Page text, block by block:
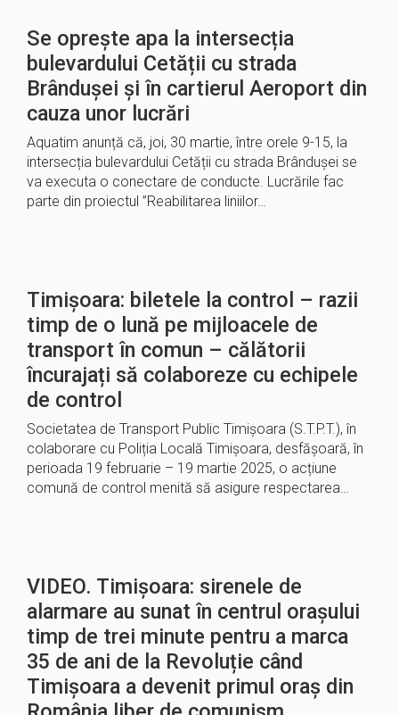
Se oprește apa la intersecția
bulevardului Cetății cu strada
Brândușei și în cartierul Aeroport din
cauza unor lucrări
Aquatim anunță că, joi, 30 martie, între orele 9-15, la
intersecția bulevardului Cetății cu strada Brândușei se
va executa o conectare de conducte. Lucrările fac
parte din proiectul ”Reabilitarea liniilor…
Timișoara: biletele la control – razii
timp de o lună pe mijloacele de
transport în comun – călătorii
încurajați să colaboreze cu echipele
de control
Societatea de Transport Public Timișoara (S.T.P.T.), în
colaborare cu Poliția Locală Timișoara, desfășoară, în
perioada 19 februarie – 19 martie 2025, o acțiune
comună de control menită să asigure respectarea…
VIDEO. Timișoara: sirenele de
alarmare au sunat în centrul orașului
timp de trei minute pentru a marca
35 de ani de la Revoluție când
Timișoara a devenit primul oraș din